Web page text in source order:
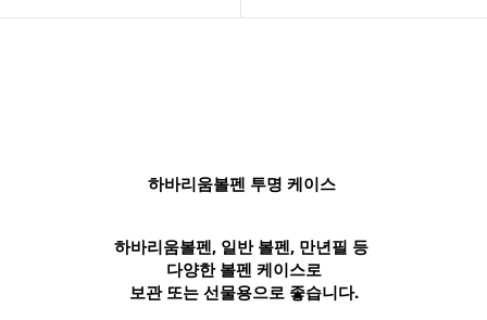
하바리움볼펜 투명 케이스
하바리움볼펜, 일반 볼펜, 만년필 등
다양한 볼펜 케이스로
보관 또는 선물용으로 좋습니다.